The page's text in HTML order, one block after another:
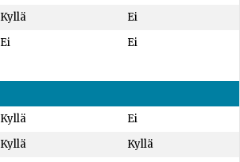
Kyllä
Ei
Ei Ei
Kyllä
Ei
Kyllä
Kyllä